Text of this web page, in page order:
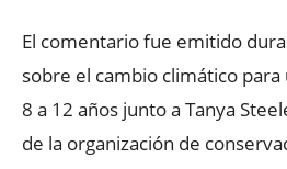
El comentario fue emitido
sobre el cambio climático
8 a 12 años junto a Tanya
de la organización de